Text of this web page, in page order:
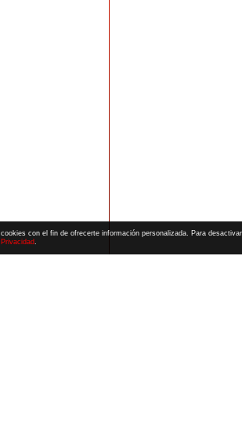
con el fin de ofrecerte información personalizada. Para
.